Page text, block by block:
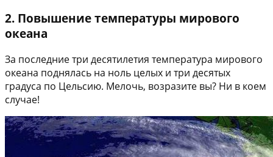
2. Повышение температуры мирового
океана
За последние три десятилетия температура мирового
океана поднялась на ноль целых и три десятых
градуса по Цельсию. Мелочь, возразите вы? Ни в коем
случае!